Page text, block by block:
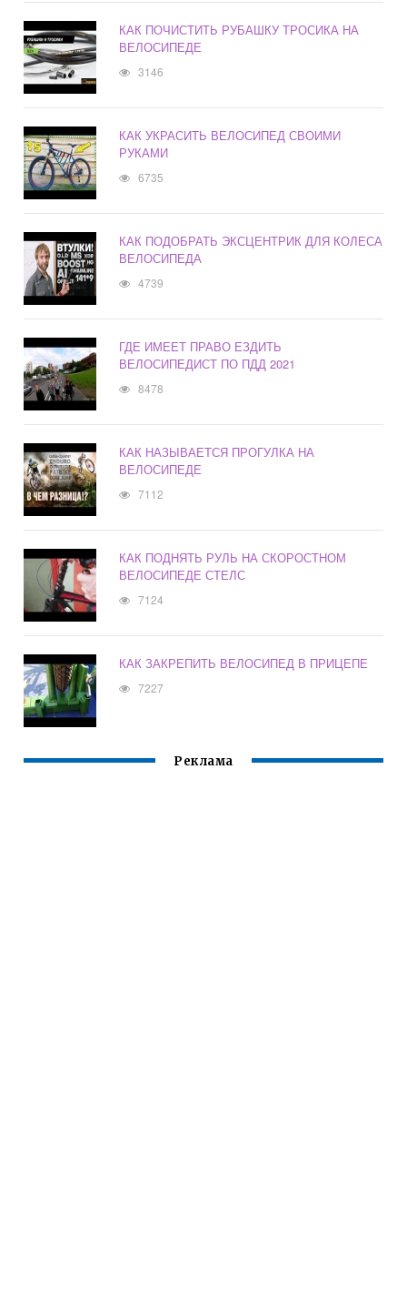
КАК ПОЧИСТИТЬ РУБАШКУ ТРОСИКА НА
ВЕЛОСИПЕДЕ
3146
КАК УКРАСИТЬ ВЕЛОСИПЕД СВОИМИ
РУКАМИ
6735
КАК ПОДОБРАТЬ ЭКСЦЕНТРИК ДЛЯ КОЛЕСА
ВЕЛОСИПЕДА
4739
ГДЕ ИМЕЕТ ПРАВО ЕЗДИТЬ
ВЕЛОСИПЕДИСТ ПО ПДД 2021
8478
КАК НАЗЫВАЕТСЯ ПРОГУЛКА НА
ВЕЛОСИПЕДЕ
7112
КАК ПОДНЯТЬ РУЛЬ НА СКОРОСТНОМ
ВЕЛОСИПЕДЕ СТЕЛС
7124
КАК ЗАКРЕПИТЬ ВЕЛОСИПЕД В ПРИЦЕПЕ
7227
Реклама